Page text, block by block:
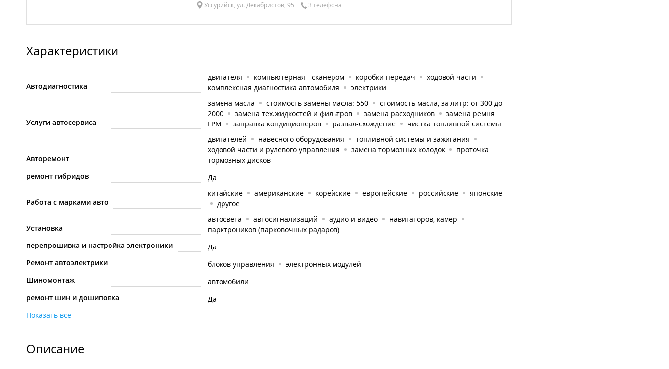
Уссурийск, ул. Декабристов, 95 3 телефона
Характеристики
Автодиагностика
двигателя компьютерная - сканером коробки передач
ходовой части
комплексная диагностика автомобиля
электрики
Услуги автосервиса
замена масла стоимость замены масла: 550
стоимость масла, за литр: от 300 до
2000
замена тех.жидкостей и фильтров замена расходников
замена ремня
ГРМ
заправка кондиционеров развал-схождение чистка топливной системы
Авторемонт
двигателей навесного оборудования
топливной системы и зажигания
ходовой части и рулевого управления
замена тормозных колодок
проточка
тормозных дисков
ремонт гибридов
Да
Работа с марками авто
китайские американские корейские европейские российские
японские
другое
Установка
автосвета автосигнализаций аудио и видео
навигаторов, камер
парктроников (парковочных радаров)
перепрошивка и настройка электроники
Да
Ремонт автоэлектрики
блоков управления
электронных модулей
Шиномонтаж
автомобили
ремонт шин и дошиповка
Да
Показать все
Описание